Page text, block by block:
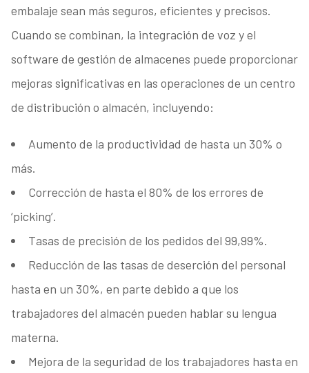
embalaje sean más seguros, eficientes y precisos.
Cuando se combinan, la integración de voz y el
software de gestión de almacenes puede proporcionar
mejoras significativas en las operaciones de un centro
de distribución o almacén, incluyendo:
Aumento de la productividad de hasta un 30% o
más.
Corrección de hasta el 80% de los errores de
‘picking’.
Tasas de precisión de los pedidos del 99,99%.
Reducción de las tasas de deserción del personal
hasta en un 30%, en parte debido a que los
trabajadores del almacén pueden hablar su lengua
materna.
Mejora de la seguridad de los trabajadores hasta en